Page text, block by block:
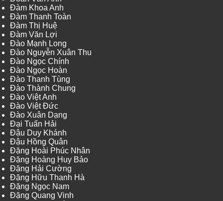
Đàm Khoa Anh
Đàm Thanh Toàn
Đàm Thị Huệ
Đàm Văn Lợi
Đào Mạnh Long
Đào Nguyễn Xuân Thu
Đào Ngọc Chính
Đào Ngọc Hoàn
Đào Thanh Tùng
Đào Thành Chung
Đào Việt Anh
Đào Việt Đức
Đào Xuân Dạng
Đại Tuấn Hải
Đậu Duy Khánh
Đậu Hồng Quân
Đặng Hoài Phúc Nhân
Đặng Hoàng Huy Bảo
Đặng Hải Cường
Đặng Hữu Thanh Hà
Đặng Ngọc Nam
Đặng Quang Vinh